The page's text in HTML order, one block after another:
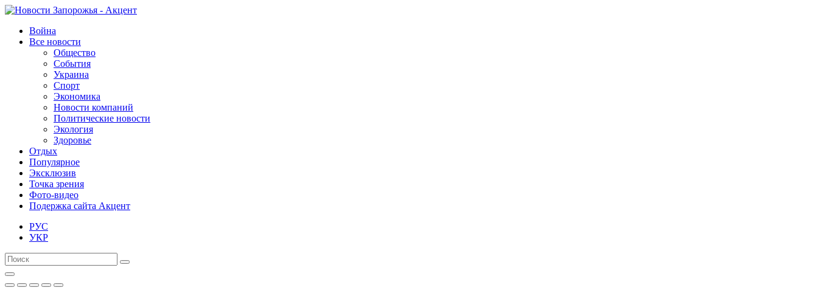
Война
Все новости
Общество
События
Украина
Спорт
Экономика
Новости компаний
Политические новости
Экология
Здоровье
Отдых
Популярное
Эксклюзив
Точка зрения
Фото-видео
Подержка сайта Акцент
РУС
УКР